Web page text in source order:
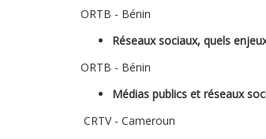
ORTB - Bénin
Réseaux sociaux, quels
ORTB - Bénin
Médias publics et réseaux
CRTV - Cameroun